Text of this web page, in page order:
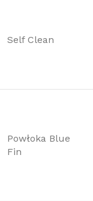
Self Clean
Powłoka Blue
Fin